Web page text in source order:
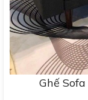
Ghế